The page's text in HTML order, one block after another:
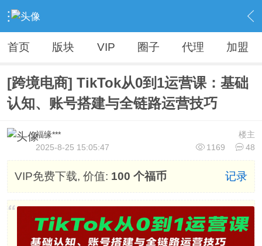
› Vip精品资源（人无我有，人有我优） ›
电商VIP资源【全网不加密】
内容
首页 版块 VIP 圈子 代理 加盟
[跨境电商] TikTok从0到1运营课：基础
认知、账号搭建与全链路运营技巧
楼主
福缘***
1169
48
2025-8-25 15:05:47
VIP免费下载, 价值: 100 个福币 记录